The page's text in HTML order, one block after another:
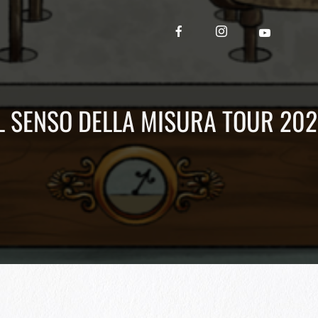
SENSO DELLA MISURA TOUR